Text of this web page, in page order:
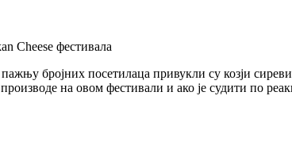
Cheese фестивала
бројних посетилаца привукли су козји
на овом фестивали и ако је судити по